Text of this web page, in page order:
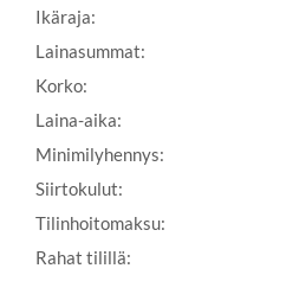
Ikäraja:
Lainasummat:
Korko:
Laina-aika:
Minimilyhennys:
Siirtokulut:
Tilinhoitomaksu:
Rahat tilillä: